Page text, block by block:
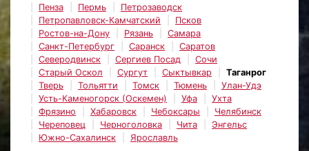
Пенза
Пермь
Петрозаводск
Петропавловск-Камчатский
Псков
Ростов-на-Дону
Рязань
Самара
Санкт-Петербург
Саранск
Саратов
Северодвинск
Сергиев Посад
Сочи
Старый Оскол
Сургут Сыктывкар
Таганрог
Тверь
Тольятти Томск Тюмень
Улан-Удэ
Усть-Каменогорск (Оскемен)
Уфа
Ухта
Фрязино
Хабаровск Чебоксары
Челябинск
Череповец
Черноголовка Чита
Энгельс
Южно-Сахалинск
Ярославль